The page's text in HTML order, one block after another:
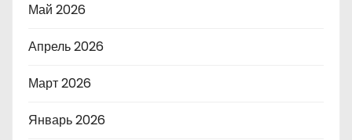
Май 2026
Апрель 2026
Март 2026
Январь 2026